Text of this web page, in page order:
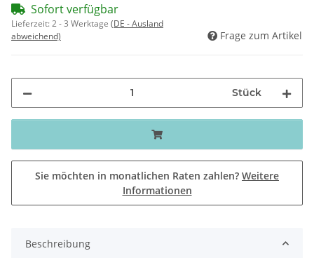
Sofort verfügbar
Lieferzeit:2 - 3 Werktage (DE - Ausland
abweichend)
Frage zum Artikel
Stück
Sie möchten in monatlichen Raten zahlen? Weitere
Informationen
Beschreibung